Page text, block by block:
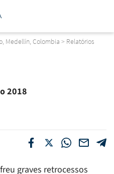
Medellín, Colombia > Relatórios
2018
graves retrocessos